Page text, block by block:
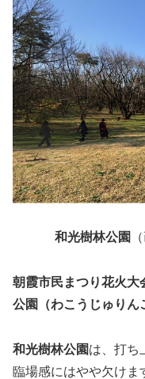
和光樹林公園
朝霞市民まつり花火大
公園（わこうじゅりん
和光樹林公園は、打ち
臨場感にはやや欠けま